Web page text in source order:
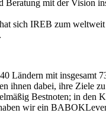
mit der Vision
sich IREB zum
Ländern mit insgesamt
ihnen dabei, ihre Ziele
Bestnoten; in den
wir ein